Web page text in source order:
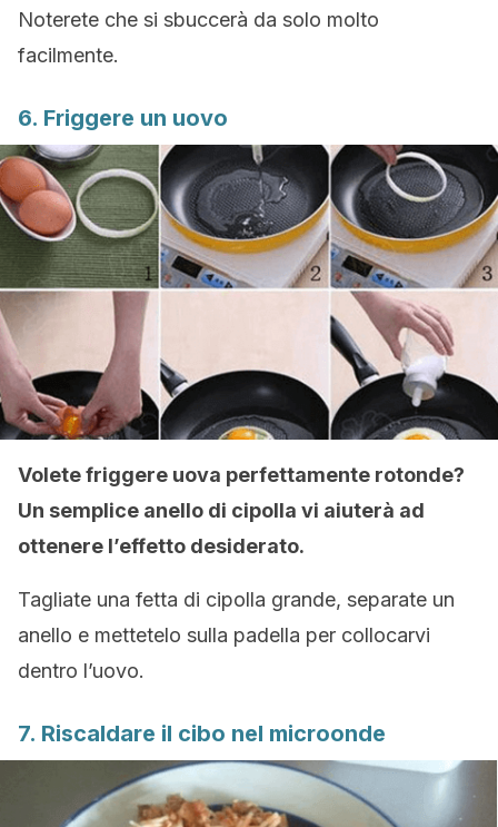
Noterete che si sbuccerà da solo molto
facilmente.
6. Friggere un uovo
Volete friggere uova perfettamente rotonde?
Un semplice anello di cipolla vi aiuterà ad
ottenere l’effetto desiderato.
Tagliate una fetta di cipolla grande, separate un
anello e mettetelo sulla padella per collocarvi
dentro l’uovo.
7. Riscaldare il cibo nel microonde